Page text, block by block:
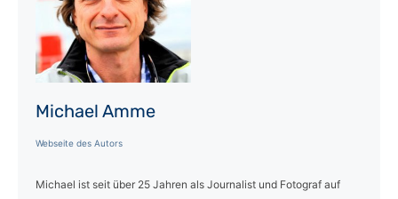
Michael Amme
Webseite des Autors
Michael ist seit über 25 Jahren als Journalist und Fotograf auf